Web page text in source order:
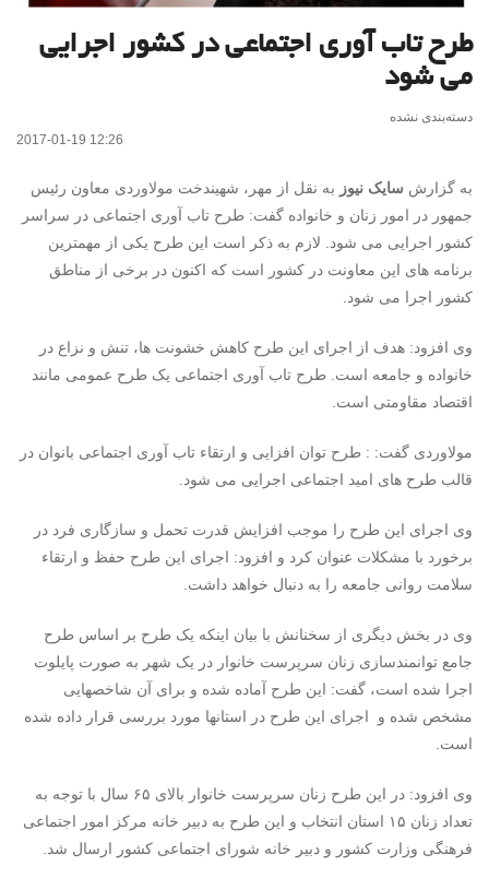
طرح تاب آوری اجتماعی در کشور اجرایی
می شود
دسته‌بندی نشده
2017-01-19 12:26
به گزارش سایک نیوز به نقل از مهر، شهیندخت مولاوردی معاون رئیس
جمهور در امور زنان و خانواده گفت: طرح تاب آوری اجتماعی در سراسر
کشور اجرایی می شود. لازم به ذکر است این طرح یکی از مهمترین
برنامه های این معاونت در کشور است که اکنون در برخی از مناطق
کشور اجرا می شود.
وی افزود: هدف از اجرای این طرح کاهش خشونت ها، تنش و نزاع در
خانواده و جامعه است. طرح تاب آوری اجتماعی یک طرح عمومی مانند
اقتصاد مقاومتی است.
مولاوردی گفت: : طرح توان افزایی و ارتقاء تاب آوری اجتماعی بانوان در
قالب طرح های امید اجتماعی اجرایی می شود.
وی اجرای این طرح را موجب افزایش قدرت تحمل و سازگاری فرد در
برخورد با مشکلات عنوان کرد و افزود: اجرای این طرح حفظ و ارتقاء
سلامت روانی جامعه را به دنبال خواهد داشت.
وی در بخش دیگری از سخنانش با بیان اینکه یک طرح بر اساس طرح
جامع توانمندسازی زنان سرپرست خانوار در یک شهر به صورت پایلوت
اجرا شده است، گفت: این طرح آماده شده و برای آن شاخصهایی
مشخص شده و اجرای این طرح در استانها مورد بررسی قرار داده شده
است.
وی افزود: در این طرح زنان سرپرست خانوار بالای ۶۵ سال با توجه به
تعداد زنان ۱۵ استان انتخاب و این طرح به دبیر خانه مرکز امور اجتماعی
فرهنگی وزارت کشور و دبیر خانه شورای اجتماعی کشور ارسال شد.